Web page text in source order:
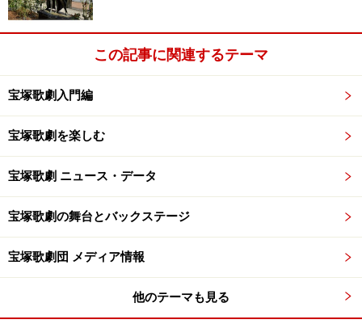
この記事に関連するテーマ
宝塚歌劇入門編
宝塚歌劇を楽しむ
宝塚歌劇 ニュース・データ
宝塚歌劇の舞台とバックステージ
宝塚歌劇団 メディア情報
他のテーマも見る